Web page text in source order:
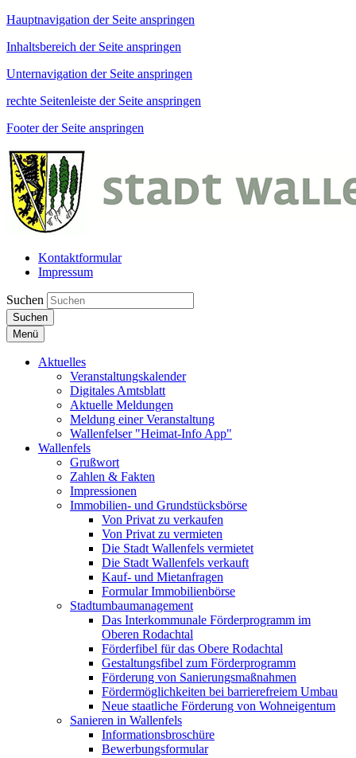
Hauptnavigation der Seite anspringen
Inhaltsbereich der Seite anspringen
Unternavigation der Seite anspringen
rechte Seitenleiste der Seite anspringen
Footer der Seite anspringen
Kontaktformular
Impressum
Suchen
Suchen
Menü
Aktuelles
Veranstaltungskalender
Digitales Amtsblatt
Aktuelle Meldungen
Meldung einer Veranstaltung
Wallenfelser "Heimat-Info App"
Wallenfels
Grußwort
Zahlen & Fakten
Impressionen
Immobilien- und Grundstücksbörse
Von Privat zu verkaufen
Von Privat zu vermieten
Die Stadt Wallenfels vermietet
Die Stadt Wallenfels verkauft
Kauf- und Mietanfragen
Formular Immobilienbörse
Stadtumbaumanagement
Das Interkommunale Förderprogramm im
Oberen Rodachtal
Förderfibel für das Obere Rodachtal
Gestaltungsfibel zum Förderprogramm
Förderung von Sanierungsmaßnahmen
Fördermöglichkeiten bei barrierefreiem Umbau
Neue staatliche Förderung von Wohneigentum
Sanieren in Wallenfels
Informationsbroschüre
Bewerbungsformular